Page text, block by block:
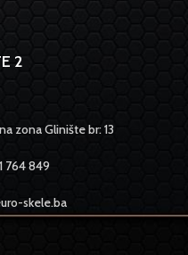
2
zona Glinište br: 13
764 849
skele.ba